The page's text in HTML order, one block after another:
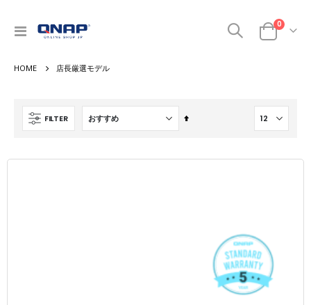
ナ
呼
カート
0商品
店長厳選モデル
FILTER
降